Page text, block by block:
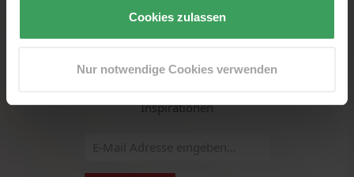
Cookies zulassen
Nur notwendige Cookies verwenden
Inspirationen